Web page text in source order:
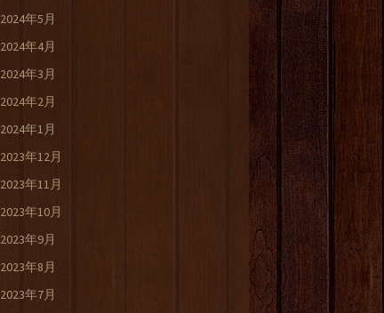
2024年5月
2024年4月
2024年3月
2024年2月
2024年1月
2023年12月
2023年11月
2023年10月
2023年9月
2023年8月
2023年7月